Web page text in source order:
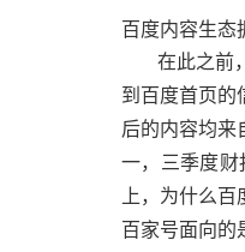
百度内
在此之前
到百度首页的
后的内容均来
一，三季度财
上，为什么
百家号面向的